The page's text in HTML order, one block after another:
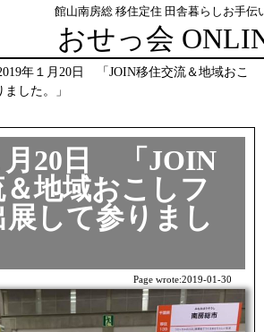
館山南房総 移住定住 田舎暮らしお手伝
おせっ会
年１月20日 「JOIN移住交流＆地域おこ
した。」
月20日 「JOIN
地域おこしフ
展して参りまし
Page wrote:2019-01-30